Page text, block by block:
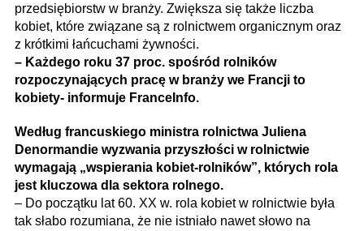
przedsiębiorstw w branży. Zwiększa się także liczba
kobiet, które związane są z rolnictwem organicznym oraz
z krótkimi łańcuchami żywności.
– Każdego roku 37 proc. spośród rolników
rozpoczynających pracę w branży we Francji to
kobiety- informuje FranceInfo.
Według francuskiego ministra rolnictwa Juliena
Denormandie wyzwania przyszłości w rolnictwie
wymagają „wspierania kobiet-rolników”, których rola
jest kluczowa dla sektora rolnego.
– Do początku lat 60. XX w. rola kobiet w rolnictwie była
tak słabo rozumiana, że nie istniało nawet słowo na